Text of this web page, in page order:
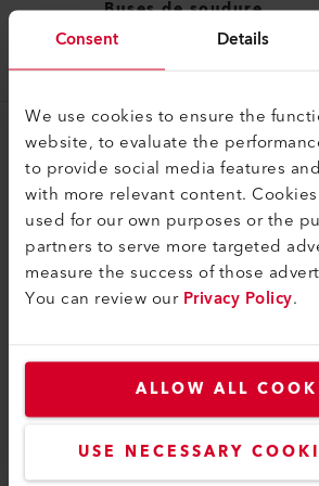
Consent Details
We use cookies to ensure the
website, to evaluate the
to provide social media features
with more relevant content.
used for our own purposes or the
partners to serve more targeted
measure the success of those
You can review ourPrivacy Policy.
ALLOW ALL
USE NECESSARY
Buses de soudure
Buse de soudure (ø 21.3) ø 7
107.149
COMPATIBILITÉ
Parfait pour ces produits